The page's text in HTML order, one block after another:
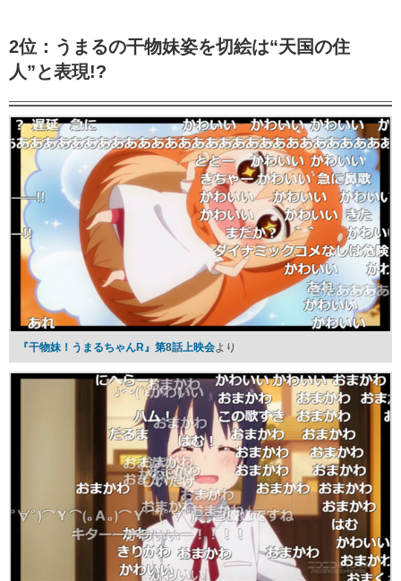
2位：うまるの干物妹姿を切絵は“天国の住
人”と表現!?
『干物妹！うまるちゃんR』第8話上映会より